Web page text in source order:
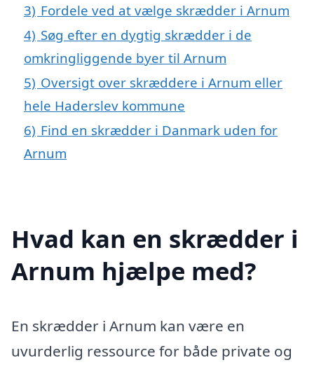
3) Fordele ved at vælge skrædder i Arnum
4) Søg efter en dygtig skrædder i de
omkringliggende byer til Arnum
5) Oversigt over skræddere i Arnum eller
hele Haderslev kommune
6) Find en skrædder i Danmark uden for
Arnum
Hvad kan en skrædder i
Arnum hjælpe med?
En skrædder i Arnum kan være en
uvurderlig ressource for både private og